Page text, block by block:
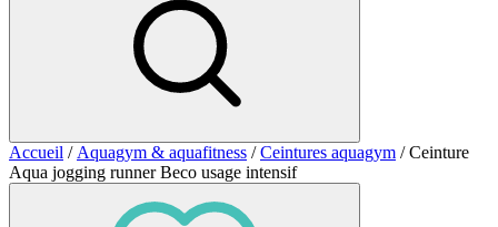
Accueil / Aquagym & aquafitness /Ceintures aquagym / Ceinture
Aqua jogging runner Beco usage intensif